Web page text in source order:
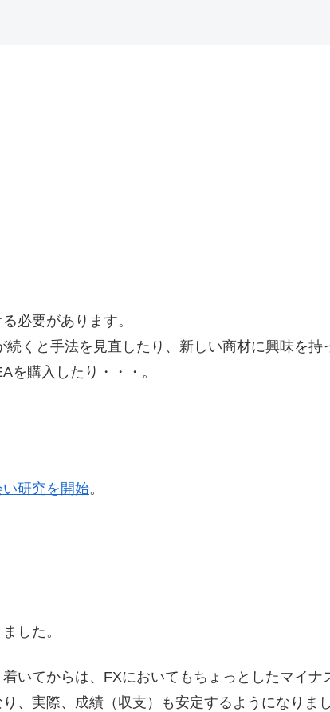
必要があります。
くと手法を見直したり、新しい商材に興味を持
を購入したり・・・。
研究を開始。
した。
いてからは、FXにおいてもちょっとしたマイナ
、実際、成績（収支）も安定するようになりまし